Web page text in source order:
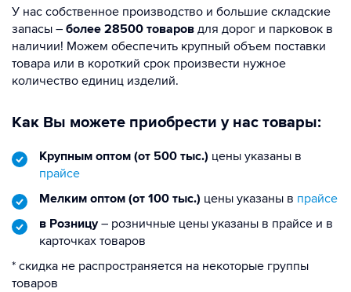
У нас собственное производство и большие складские
запасы – более 28500 товаров для дорог и парковок в
наличии! Можем обеспечить крупный объем поставки
товара или в короткий срок произвести нужное
количество единиц изделий.
Как Вы можете приобрести у нас товары:
Крупным оптом (от 500 тыс.) цены указаны в
прайсе
Мелким оптом (от 100 тыс.) цены указаны в прайсе
в Розницу– розничные цены указаны в прайсе и в
карточках товаров
* скидка не распространяется на некоторые группы
товаров